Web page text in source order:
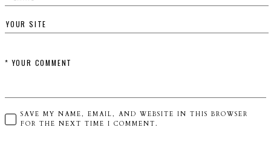
SAVE MY NAME, EMAIL, AND WEBSITE IN THIS BROWSER
FOR THE NEXT TIME I COMMENT.